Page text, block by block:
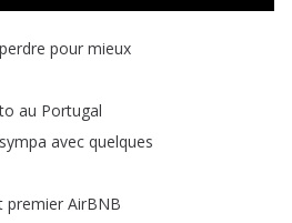
perdre pour mieux
au Portugal
sympa avec quelques
premier AirBNB